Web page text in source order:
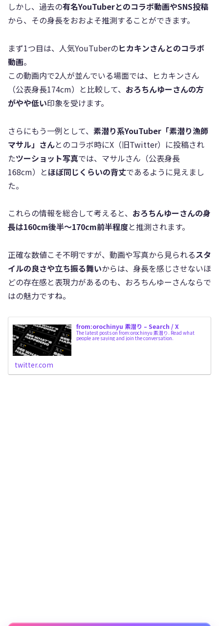
しかし、過去の有名YouTuberとのコラボ動画やSNS投稿
から、その身長をおおよそ推測することができます。
まず1つ目は、人気YouTuberのヒカキンさんとのコラボ
動画。
この動画内で2人が並んでいる場面では、ヒカキンさん
（公表身長174cm）と比較して、 おろちんゆーさんの方
がやや低い印象を受けます。
さらにもう一例として、 素潜り系YouTuber「素潜り漁師
マサル」さんとのコラボ時にX（旧Twitter）に投稿され
たツーショット写真では、マサルさん（公表身長
168cm）とほぼ同じくらいの背丈であるように見えまし
た。
これらの情報を総合して考えると、 おろちんゆーさんの身
長は160cm後半〜170cm前半程度と推測されます。
正確な数値こそ不明ですが、動画や写真から見られるスタ
イルの良さや立ち振る舞いからは、身長を感じさせないほ
どの存在感と表現力があるのも、おろちんゆーさんならで
はの魅力ですね。
from:orochinyu 素潜り – Search / X
The latest posts on from:orochinyu 素潜り. Read what
people are saying and join the conversation.
twitter.com